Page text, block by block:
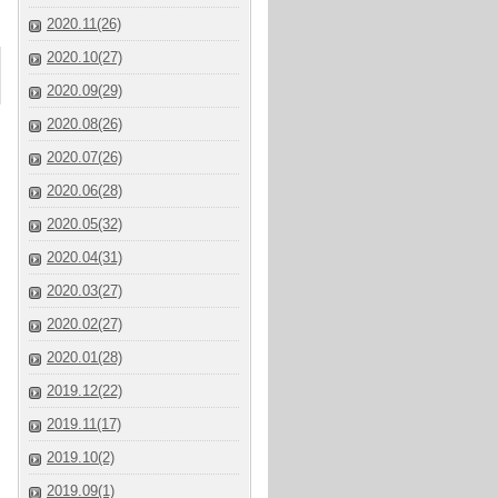
2020.11(26)
2020.10(27)
2020.09(29)
2020.08(26)
2020.07(26)
2020.06(28)
2020.05(32)
2020.04(31)
2020.03(27)
2020.02(27)
2020.01(28)
2019.12(22)
2019.11(17)
2019.10(2)
2019.09(1)